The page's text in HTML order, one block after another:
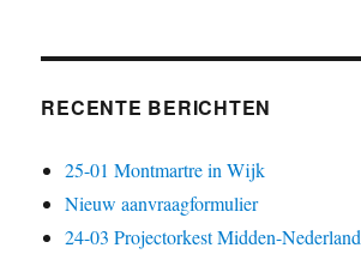
RECENTE BERICHTEN
25-01 Montmartre in Wijk
Nieuw aanvraagformulier
24-03 Projectorkest Midden-Nederland